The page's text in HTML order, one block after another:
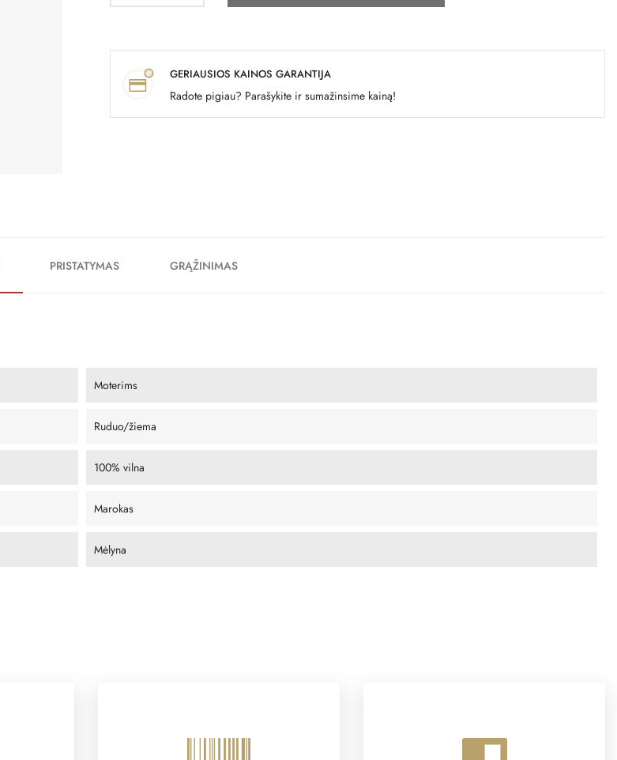
GERIAUSIOS KAINOS GARANTIJA
Radote pigiau? Parašykite ir sumažinsime kainą!
PRISTATYMAS GRĄŽINIMAS
Moterims
Ruduo/žiema
100% vilna
Marokas
Mėlyna